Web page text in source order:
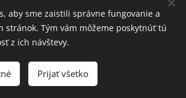
© 2017-2023
Engineering s.r.o.
aby sme zaistili správne fungovanie a
stránok. Tým vám môžeme poskytnúť tú
z ich návštevy.
Prijať všetko